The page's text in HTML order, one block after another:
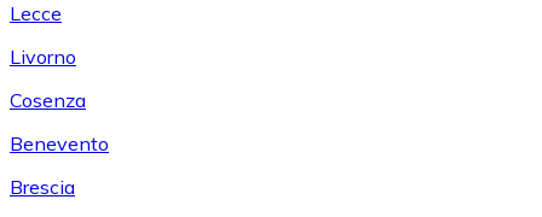
Lecce
Livorno
Cosenza
Benevento
Brescia